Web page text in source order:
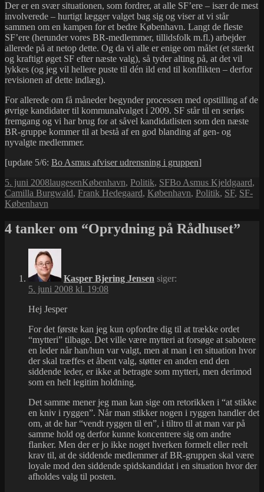
Der er en svær situationen, som fordrer, at alle SF’ere – især de mest
involverede – hurtigt lægger valget bag sig og viser at vi står
sammen om en kampen for et bedre København. Langt de fleste
SF’ere (herunder vores BR-medlemmer, tillidsfolk m.fl.) arbejder
allerede på at netop dette. Og da vi alle er enige om målet (et stærkt
og kraftigt øget SF efter næste valg), så tyder alting på, at det vil
lykkes (og jeg vil hellere puste til dén ild end til konflikten – derfor
revisionen af dette indlæg).
For allerede om få måneder begynder processen med opstilling af de
øvrige kandidater til kommunalvalget i 2009. SF står til en seriøs
fremgang og vi har brug for at såvel kandidatlisten som den næste
BR-gruppe kommer til at bestå af en god blanding af gen- og
nyvalgte medlemmer.
[update 5/6: Bo Asmus afviser udrensning i gruppen]
Udgivet
i
5. juni 2008Forfatter
laugesenKategorier
København, Politik, SFTags
Bo Asmus Kjeldgaard,
Camilla Burgwald, Frank Hedegaard, København, Politik, SF, SF-
København
4 tanker om “Oprydning på Rådhuset”
Kasper Bjering Jensen siger:
5. juni 2008 kl. 19:08
Hej Jesper
For det første kan jeg kun opfordre dig til at trække ordet
“mytteri” tilbage. Det ville være mytteri at forsøge at sabotere
en leder når han/hun var valgt, men at man i en situation hvor
der skal træffes et åbent valg, støtter en anden end den
siddende leder, er ikke at betragte som mytteri, men derimod
som en helt legitim holdning.
Det samme mener jeg man kan sige om retorikken i “at stikke
en kniv i ryggen”. Når man stikker nogen i ryggen handler det
om, at de har “vendt ryggen til en”, i tiltro til at man var på
samme hold og derfor kunne koncentrere sig om andre
flanker. Men der er jo ikke noget hverken formelt eller reelt
krav til, at de siddende medlemmer af BR-gruppen skal være
loyale mod den siddende spidskandidat i en situation hvor der
afholdes valg til posten.